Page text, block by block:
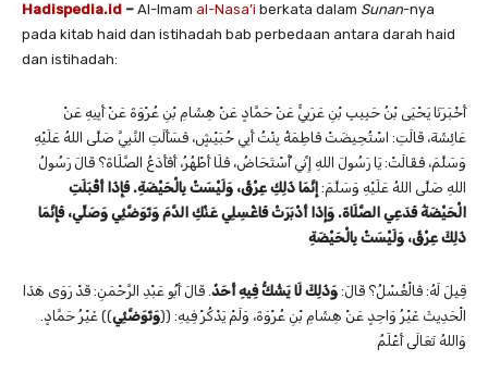
Hadispedia.id – Al-Imam al-Nasa’i berkata dalam Sunan-nya
pada kitab haid dan istihadah bab perbedaan antara darah haid
dan istihadah:
أَخْبَرَنَا ‌يَحْيَى بْنُ حَبِيبِ بْنِ عَرَبِيٍّ عَنْ ‌حَمَّادٍ عَنْ ‌هِشَامِ بْنِ عُرْوَةَ عَنْ ‌أَبِيهِ عَنْ
‌عَائِشَةَ، قَالَتِ: اسْتُحِيضَتْ فَاطِمَةُ بِنْتُ أَبِي حُبَيْشٍ، فَسَأَلَتِ النَّبِيَّ صَلَّى اللهُ عَلَيْهِ
وَسَلَّمَ، فَقَالَتْ: يَا رَسُولَ اللهِ إِنِّي أُسْتَحَاضُ، فَلَا أَطْهُرُ، أَفَأَدَعُ الصَّلَاةَ؟ قَالَ رَسُولُ
اللهِ صَلَّى اللهُ عَلَيْهِ وَسَلَّمَ: إِنَّمَا ذَلِكِ عِرْقٌ، وَلَيْسَتْ بِالْحَيْضَةِ. فَإِذَا أَقْبَلَتِ
الْحَيْضَةُ فَدَعِي الصَّلَاةَ. وَإِذَا أَدْبَرَتْ فَاغْسِلِي عَنْكِ الدَّمَ وَتَوَضَّئِي وَصَلِّي، فَإِنَّمَا
ذَلِكَ عِرْقٌ، وَلَيْسَتْ بِالْحَيْضَةِ
قِيلَ لَهُ: فَالْغُسْلُ؟ قَالَ: وَذَلِكَ لَا يَشُكُّ فِيهِ أَحَدٌ. قَالَ ‌أَبُو عَبْدِ الرَّحْمَنِ: قَدْ رَوَى هَذَا
الْحَدِيثَ غَيْرُ وَاحِدٍ عَنْ هِشَامِ بْنِ عُرْوَةَ، وَلَمْ يَذْكُرْ فِيهِ: ((وَتَوَضَّئِي)) غَيْرُ حَمَّادٍ.
وَاللهُ تَعَالَى أَعْلَمُ